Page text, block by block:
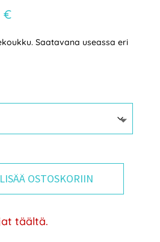
€Hintaluokka:
-
Saatavana useassa eri
LISÄÄ OSTOSKORIIN
täältä.